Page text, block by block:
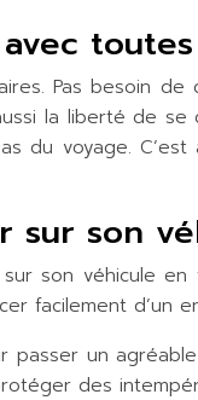
Pas besoin
la liberté de
voyage.
son
son véhicule
facilement d’un
un
des